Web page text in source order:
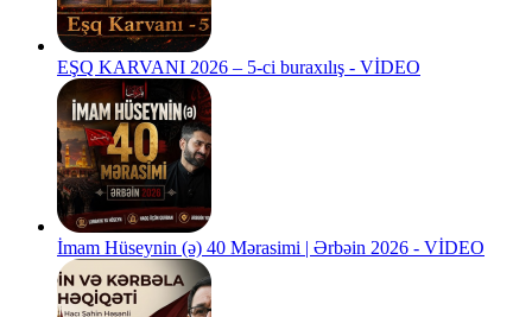
EŞQ KARVANI 2026 – 5-ci buraxılış - VİDEO
İmam Hüseynin (ə) 40 Mərasimi | Ərbəin 2026 - VİDEO